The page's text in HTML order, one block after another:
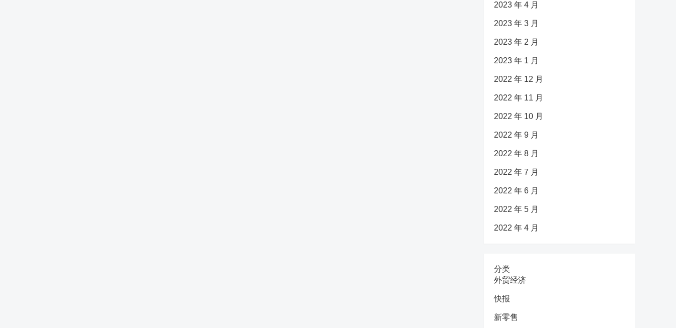
2023 年 4 月
2023 年 3 月
2023 年 2 月
2023 年 1 月
2022 年 12 月
2022 年 11 月
2022 年 10 月
2022 年 9 月
2022 年 8 月
2022 年 7 月
2022 年 6 月
2022 年 5 月
2022 年 4 月
分类
外贸经济
快报
新零售